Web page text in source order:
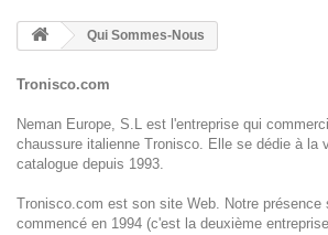
Qui Sommes-Nous
Tronisco.com
Neman Europe, S.L est l'entreprise qui
chaussure italienne Tronisco. Elle se dédie à la
catalogue depuis 1993.
Tronisco.com est son site Web. Notre présence
commencé en 1994 (c'est la deuxième